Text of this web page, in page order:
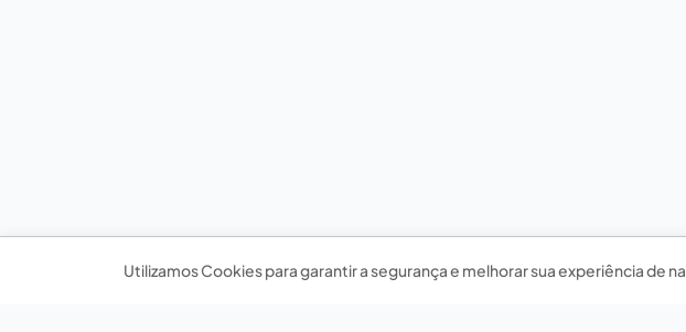
Utilizamos Cookies para garantir a segurança e melhorar sua experiência de